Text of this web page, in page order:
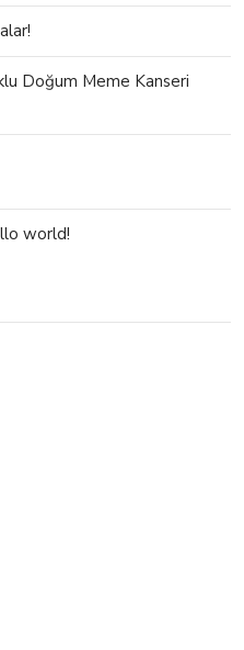
Doğum Meme Kanseri
world!